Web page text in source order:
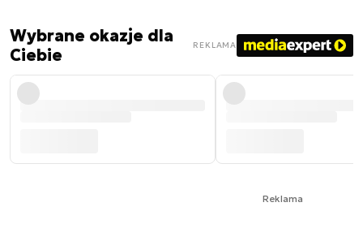
Wybrane okazje dla
Ciebie
REKLAMA
Reklama